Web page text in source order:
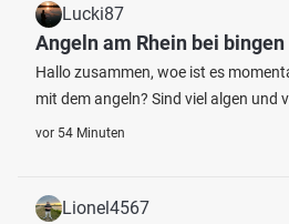
Lucki87
Angeln am Rhein bei bingen
Hallo zusammen, woe ist es
mit dem angeln? Sind viel algen und
vor 54 Minuten
Lionel4567